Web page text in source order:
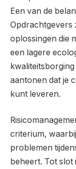
Een van de
Opdrachtgevers
oplossingen die
een lagere
aantonen dat je
kunt leveren.
criterium,
problemen
beheert. Tot slot